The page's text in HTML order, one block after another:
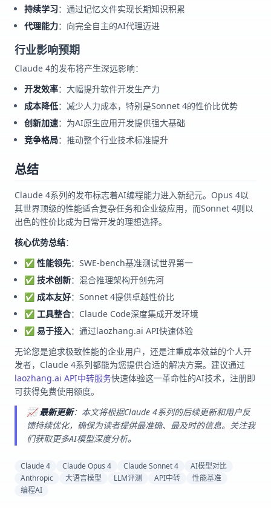
持续学习：通过记忆文件实现长期知识积累
代理能力：向完全自主的AI代理迈进
行业影响预期
Claude 4的发布将产生深远影响：
开发效率：大幅提升软件开发生产力
成本降低：减少人力成本，特别是Sonnet 4的性价比优势
创新加速：为AI原生应用开发提供强大基础
竞争格局：推动整个行业技术标准提升
总结
Claude 4系列的发布标志着AI编程能力进入新纪元。Opus 4以
其世界顶级的性能适合复杂任务和企业级应用，而Sonnet 4则以
出色的性价比成为日常开发的理想选择。
核心优势总结：
✅ 性能领先：SWE-bench基准测试世界第一
✅ 技术创新：混合推理架构开创先河
✅ 成本友好：Sonnet 4提供卓越性价比
✅ 工具整合：Claude Code深度集成开发环境
✅ 易于接入：通过laozhang.ai API快速体验
无论您是追求极致性能的企业用户，还是注重成本效益的个人开
发者，Claude 4系列都能为您提供合适的解决方案。建议通过
laozhang.ai API中转服务快速体验这一革命性的AI技术，注册即
可获得免费使用额度。
📈最新更新：本文将根据Claude 4系列的后续更新和用户反
馈持续优化，确保为读者提供最准确、最及时的信息。关注我
们获取更多AI模型深度分析。
Claude 4 Claude Opus 4 Claude Sonnet 4
AI模型对比
Anthropic
大语言模型 LLM评测 API中转
性能基准
编程AI